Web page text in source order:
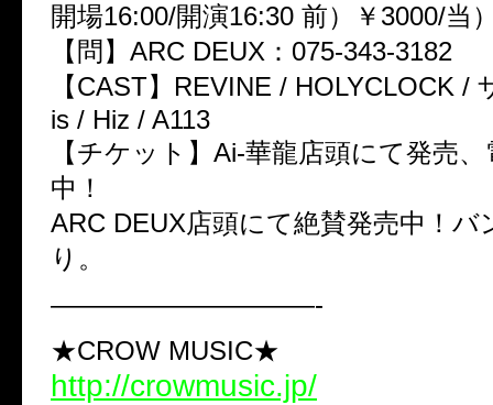
開場16:00/開演16:30 前）￥3000/当
【問】ARC DEUX：075-343-3182
【CAST】REVINE / HOLYCLOCK /
is / Hiz / A113
【チケット】Ai-華龍店頭にて発売
中！
ARC DEUX店頭にて絶賛発売中！バ
り。
——————————-
★CROW MUSIC★
http://crowmusic.jp/